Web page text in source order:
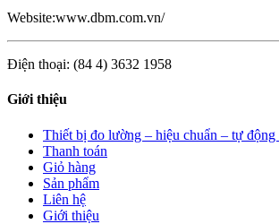
Website:www.dbm.com.vn/
Điện thoại: (84 4) 3632 1958
Giới thiệu
Thiết bị đo lường – hiệu chuẩn – tự động
Thanh toán
Giỏ hàng
Sản phẩm
Liên hệ
Giới thiệu